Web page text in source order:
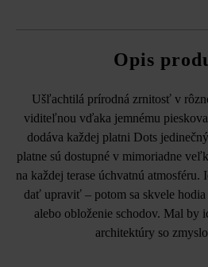
Opis
Ušľachtilá prírodná zrnitosť v
viditeľnou vďaka jemnému
dodáva každej platni Dots
platne sú dostupné v mimoriadne
na každej terase úchvatnú atmosféru.
dať upraviť – potom sa skvele
alebo obloženie schodov. Mal by
architektúry so